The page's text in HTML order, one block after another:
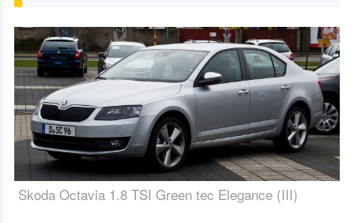
Skoda Octavia 1.8 TSI Green tec Elegance (III)